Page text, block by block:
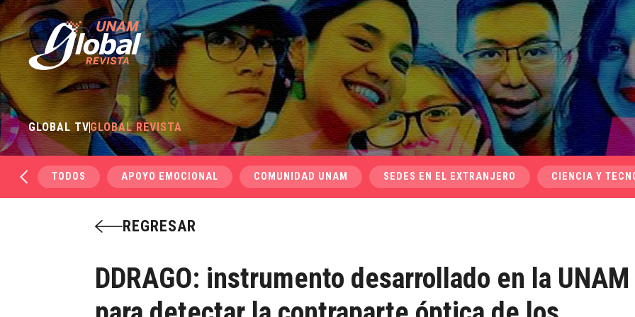
GLOBAL TVGLOBAL REVISTA
TODOS APOYO EMOCIONAL COMUNIDAD UNAM SEDES EN EL EXTRANJERO CIENCIA Y
REGRESAR
DDRAGO: instrumento desarrollado en la UNAM